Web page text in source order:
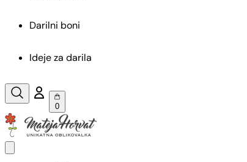
Darilni boni
Ideje za darila
0